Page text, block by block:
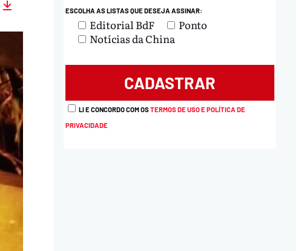
ESCOLHA AS LISTAS QUE DESEJA ASSINAR:
Editorial BdF
Ponto
Notícias da China
LI E CONCORDO COM OSTERMOS DE USO E POLÍTICA DE
PRIVACIDADE